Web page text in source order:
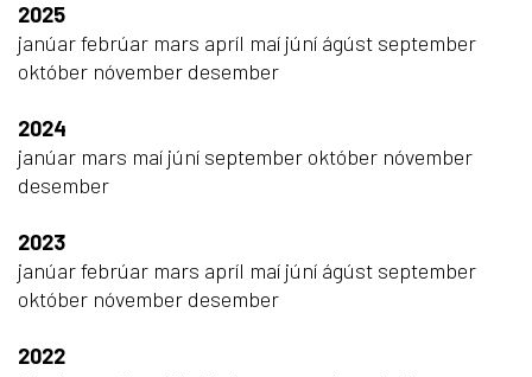
2025
janúarfebrúar mars apríl maí júní ágúst september
október nóvember desember
2024
janúar mars maí júní september október nóvember
desember
2023
janúarfebrúar mars apríl maí júní ágúst september
október nóvember desember
2022